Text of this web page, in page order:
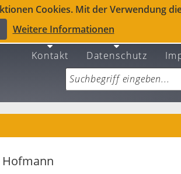
Cookies. Mit der Verwendung
Weitere Informationen
Kontakt Datenschutz